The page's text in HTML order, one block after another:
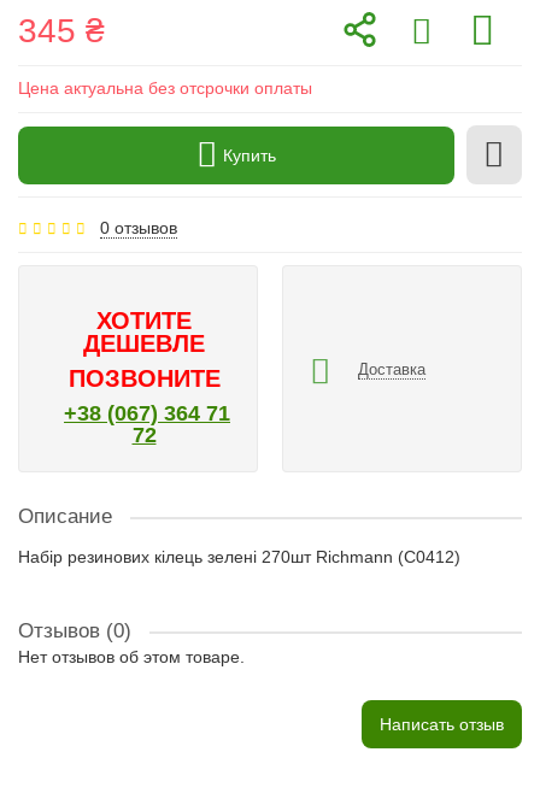
345 ₴
Цена актуальна без отсрочки оплаты
Купить
0 отзывов
ХОТИТЕ
ДЕШЕВЛЕ
ПОЗВОНИТЕ
+38 (067) 364 71
72
Доставка
Описание
Набір резинових кілець зелені 270шт Richmann (C0412)
Отзывов (0)
Нет отзывов об этом товаре.
Написать отзыв